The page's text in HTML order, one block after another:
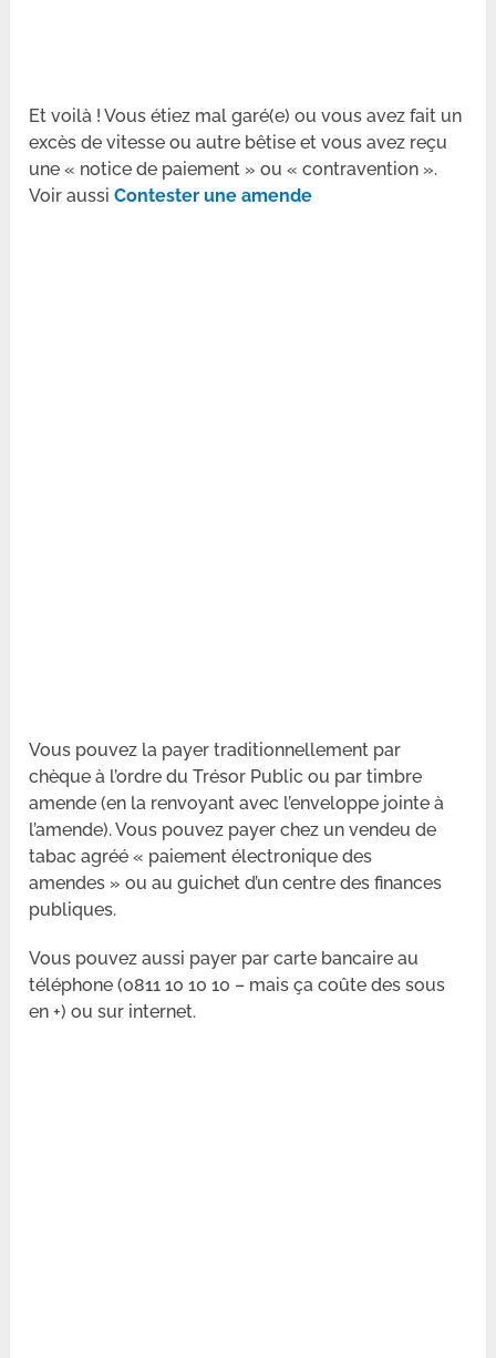
Et voilà ! Vous étiez mal garé(e) ou vous avez fait un
excès de vitesse ou autre bêtise et vous avez reçu
une « notice de paiement » ou « contravention ».
Voir aussiContester une amende
Vous pouvez la payer traditionnellement par
chèque à l’ordre du Trésor Public ou par timbre
amende (en la renvoyant avec l’enveloppe jointe à
l’amende). Vous pouvez payer chez un vendeu de
tabac agréé « paiement électronique des
amendes » ou au guichet d’un centre des finances
publiques.
Vous pouvez aussi payer par carte bancaire au
téléphone (0811 10 10 10 – mais ça coûte des sous
en +) ou sur internet.